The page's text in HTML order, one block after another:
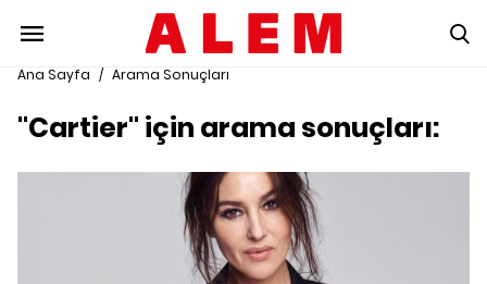
Ana Sayfa / Arama Sonuçları
"Cartier" için arama sonuçları: